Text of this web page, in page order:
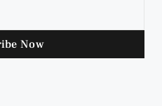
Now